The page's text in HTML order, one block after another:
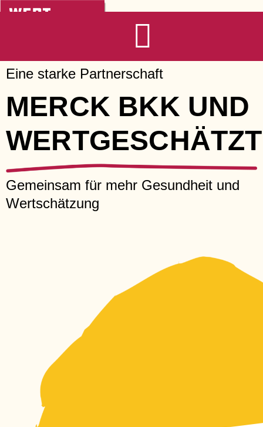
Zum
Eine starke Partnerschaft
MERCK BKK UND
WERTGESCHÄTZT
Gemeinsam für mehr Gesundheit und
Wertschätzung